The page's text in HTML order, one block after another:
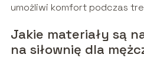
umożliwi komfort podczas
Jakie materiały są
na siłownię dla